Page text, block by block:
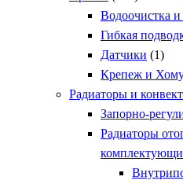
Водоочистка
Гибкая
Датчики (1)
Крепеж и
Радиаторы и
Запорно-
Радиаторы